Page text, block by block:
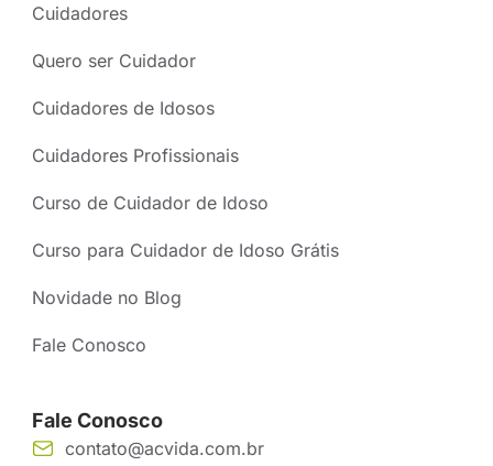
Cuidadores
Quero ser Cuidador
Cuidadores de Idosos
Cuidadores Profissionais
Curso de Cuidador de Idoso
Curso para Cuidador de Idoso Grátis
Novidade no Blog
Fale Conosco
Fale Conosco
contato@acvida.com.br